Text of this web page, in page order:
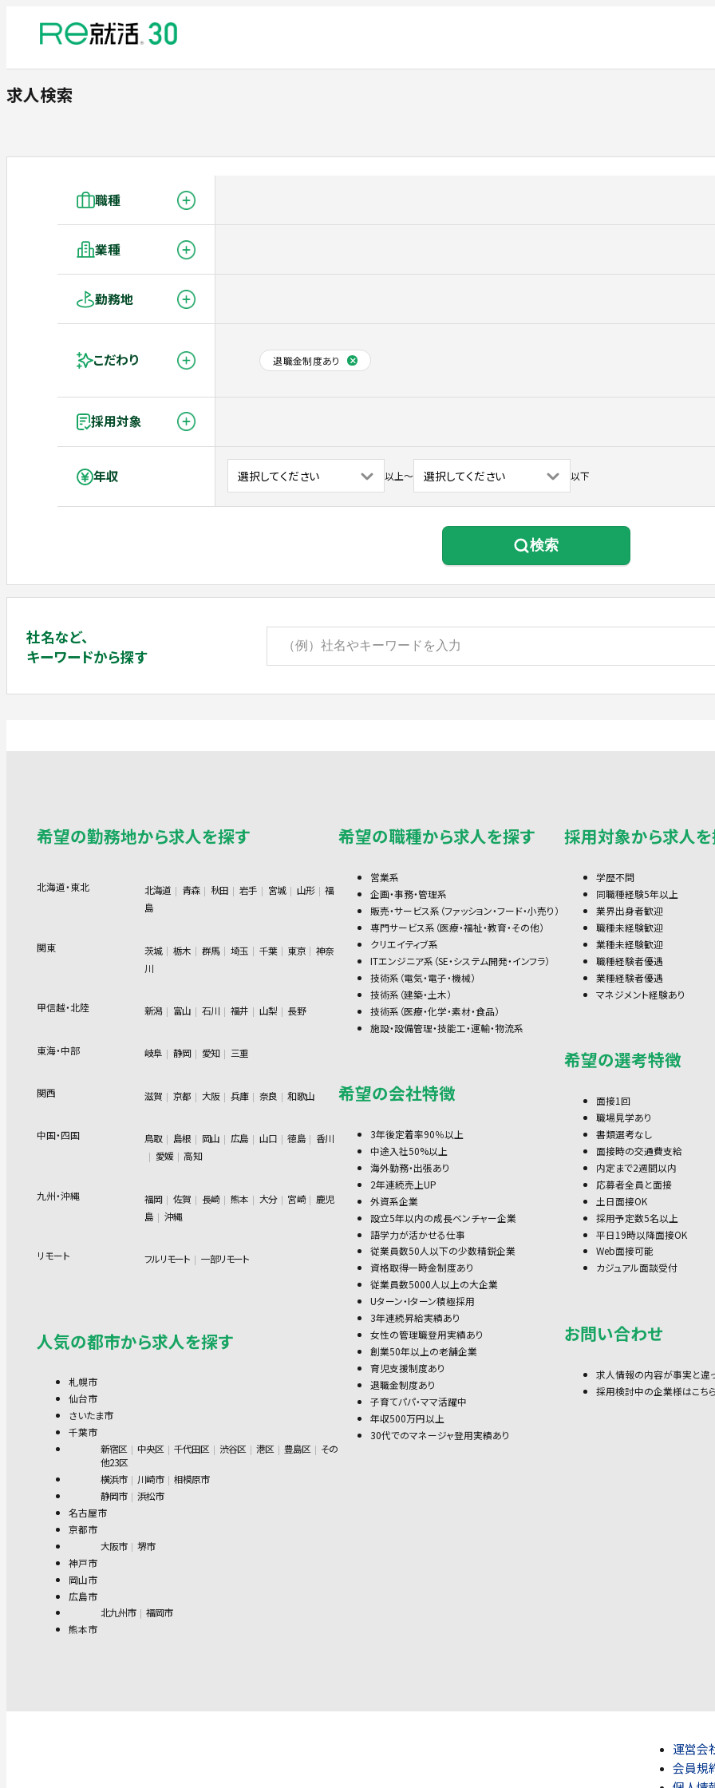
求人検索
職種
業種
勤務地
こだわり 退職金制度あり
採用対象
年収 以上〜 以下
検索
社名など、
キーワードから探す
希望の勤務地から求人を探す
北海道・東北 北海道 青森 秋田 岩手 宮城 山形
福
島
関東 茨城 栃木 群馬 埼玉 千葉 東京
神奈
川
甲信越・北陸 新潟 富山 石川 福井 山梨 長野
東海・中部 岐阜 静岡 愛知 三重
関西 滋賀 京都 大阪 兵庫 奈良 和歌山
中国・四国 鳥取 島根 岡山 広島 山口 徳島
香川
愛媛
高知
九州・沖縄 福岡 佐賀 長崎 熊本 大分 宮崎
鹿児
島
沖縄
リモート フルリモート 一部リモート
人気の都市から求人を探す
札幌市
仙台市
さいたま市
千葉市
新宿区
中央区 千代田区 渋谷区 港区 豊島区
その
他23区
横浜市
川崎市
相模原市
静岡市
浜松市
名古屋市
京都市
大阪市
堺市
神戸市
岡山市
広島市
北九州市
福岡市
熊本市
希望の職種から求人を探す
営業系
企画・事務・管理系
販売・サービス系（ファッション・フード・小売り）
専門サービス系（医療・福祉・教育・その他）
クリエイティブ系
ITエンジニア系（SE・システム開発・インフラ）
技術系（電気・電子・機械）
技術系（建築・土木）
技術系（医療・化学・素材・食品）
施設・設備管理・技能工・運輸・物流系
希望の会社特徴
3年後定着率90％以上
中途入社50%以上
海外勤務・出張あり
2年連続売上UP
外資系企業
設立5年以内の成長ベンチャー企業
語学力が活かせる仕事
従業員数50人以下の少数精鋭企業
資格取得一時金制度あり
従業員数5000人以上の大企業
Uターン・Iターン積極採用
3年連続昇給実績あり
女性の管理職登用実績あり
創業50年以上の老舗企業
育児支援制度あり
退職金制度あり
子育てパパ・ママ活躍中
年収500万円以上
30代でのマネージャ登用実績あり
採用対象から求人
学歴不問
同職種経験5年以上
業界出身者歓迎
職種未経験歓迎
業種未経験歓迎
職種経験者優遇
業種経験者優遇
マネジメント経験あり
希望の選考特徴
面接1回
職場見学あり
書類選考なし
面接時の交通費支給
内定まで2週間以内
応募者全員と面接
土日面接OK
採用予定数5名以上
平日19時以降面接OK
Web面接可能
カジュアル面談受付
お問い合わせ
求人情報の内容が事実と違
採用検討中の企業様はこち
運営会
会員規